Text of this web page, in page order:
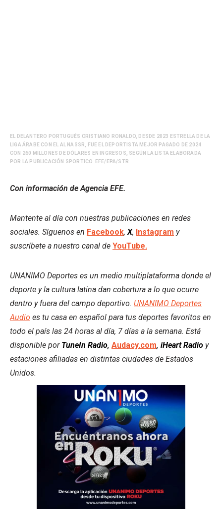
EL DELANTERO PORTUGUÉS CRISTIANO RONALDO, DESDE 2023 ESTRELLA DE LA
LIGA ÁRABE CON EL AL NASSR, FUE EL DEPORTISTA MEJOR PAGADO DE 2024
CON 260 MILLONES DE DÓLARES EN INGRESOS, SEGÚN LA LISTA ELABORADA
POR LA PUBLICACIÓN SPORTICO. EFE/EPA/STR
Con información de Agencia EFE.
Mantente al día con nuestras publicaciones en redes
sociales. Síguenos en Facebook, X, Instagram y
suscríbete a nuestro canal de YouTube.
UNANIMO Deportes es un medio multiplataforma donde el
deporte y la cultura latina dan cobertura a lo que ocurre
dentro y fuera del campo deportivo. UNANIMO Deportes
Audio es tu casa en español para tus deportes favoritos en
todo el país las 24 horas al día, 7 días a la semana. Está
disponible por TuneIn Radio, Audacy.com, iHeart Radio y
estaciones afiliadas en distintas ciudades de Estados
Unidos.